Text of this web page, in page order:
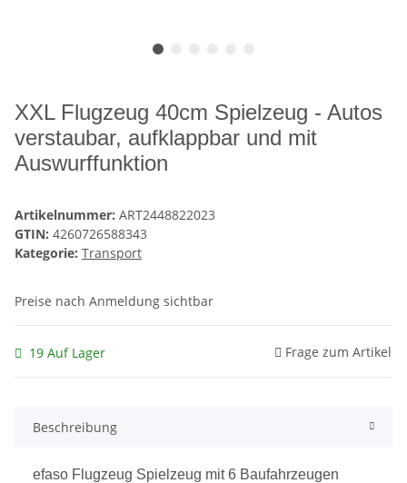
XXL Flugzeug 40cm Spielzeug - Autos
verstaubar, aufklappbar und mit
Auswurffunktion
Artikelnummer: ART2448822023
GTIN: 4260726588343
Kategorie: Transport
Preise nach Anmeldung sichtbar
19 Auf Lager Frage zum Artikel
Beschreibung
efaso Flugzeug Spielzeug mit 6 Baufahrzeugen